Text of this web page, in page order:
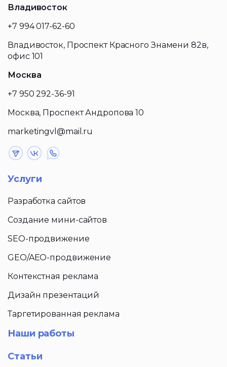
Владивосток
+7 994 017-62-60
Владивосток, Проспект Красного Знамени 82в,
офис 101
Москва
+7 950 292-36-91
Москва, Проспект Андропова 10
marketingvl@mail.ru
Услуги
Разработка сайтов
Создание мини-сайтов
SEO-продвижение
GEO/AEO-продвижение
Контекстная реклама
Дизайн презентаций
Таргетированная реклама
Наши работы
Статьи